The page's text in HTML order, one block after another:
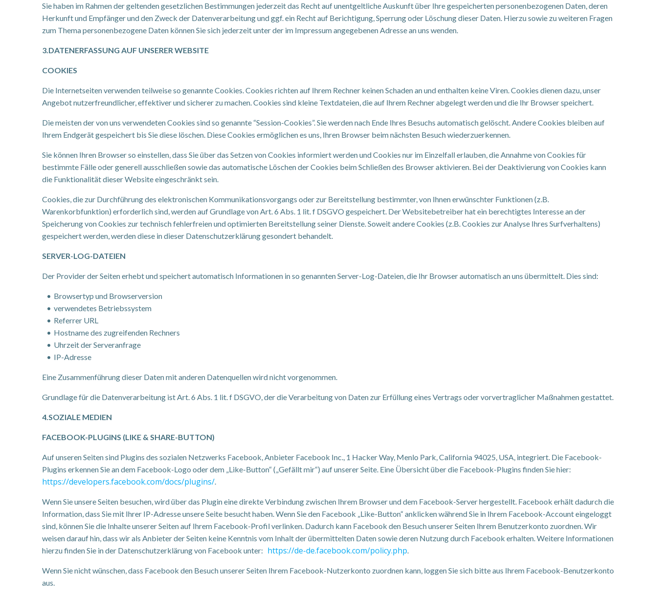
Sie haben im Rahmen der geltenden gesetzlichen Bestimmungen jederzeit das Recht auf unentgeltliche Auskunft über Ihre gespeicherten personenbezogenen Daten, deren
Herkunft und Empfänger und den Zweck der Datenverarbeitung und ggf. ein Recht auf Berichtigung, Sperrung oder Löschung dieser Daten. Hierzu sowie zu weiteren Fragen
zum Thema personenbezogene Daten können Sie sich jederzeit unter der im Impressum angegebenen Adresse an uns wenden.
3.DATENERFASSUNG AUF UNSERER WEBSITE
COOKIES
Die Internetseiten verwenden teilweise so genannte Cookies. Cookies richten auf Ihrem Rechner keinen Schaden an und enthalten keine Viren. Cookies dienen dazu, unser
Angebot nutzerfreundlicher, effektiver und sicherer zu machen. Cookies sind kleine Textdateien, die auf Ihrem Rechner abgelegt werden und die Ihr Browser speichert.
Die meisten der von uns verwendeten Cookies sind so genannte “Session-Cookies”. Sie werden nach Ende Ihres Besuchs automatisch gelöscht. Andere Cookies bleiben auf
Ihrem Endgerät gespeichert bis Sie diese löschen. Diese Cookies ermöglichen es uns, Ihren Browser beim nächsten Besuch wiederzuerkennen.
Sie können Ihren Browser so einstellen, dass Sie über das Setzen von Cookies informiert werden und Cookies nur im Einzelfall erlauben, die Annahme von Cookies für
bestimmte Fälle oder generell ausschließen sowie das automatische Löschen der Cookies beim Schließen des Browser aktivieren. Bei der Deaktivierung von Cookies kann
die Funktionalität dieser Website eingeschränkt sein.
Cookies, die zur Durchführung des elektronischen Kommunikationsvorgangs oder zur Bereitstellung bestimmter, von Ihnen erwünschter Funktionen (z.B.
Warenkorbfunktion) erforderlich sind, werden auf Grundlage von Art. 6 Abs. 1 lit. f DSGVO gespeichert. Der Websitebetreiber hat ein berechtigtes Interesse an der
Speicherung von Cookies zur technisch fehlerfreien und optimierten Bereitstellung seiner Dienste. Soweit andere Cookies (z.B. Cookies zur Analyse Ihres Surfverhaltens)
gespeichert werden, werden diese in dieser Datenschutzerklärung gesondert behandelt.
SERVER-LOG-DATEIEN
Der Provider der Seiten erhebt und speichert automatisch Informationen in so genannten Server-Log-Dateien, die Ihr Browser automatisch an uns übermittelt. Dies sind:
Browsertyp und Browserversion
verwendetes Betriebssystem
Referrer URL
Hostname des zugreifenden Rechners
Uhrzeit der Serveranfrage
IP-Adresse
Eine Zusammenführung dieser Daten mit anderen Datenquellen wird nicht vorgenommen.
Grundlage für die Datenverarbeitung ist Art. 6 Abs. 1 lit. f DSGVO, der die Verarbeitung von Daten zur Erfüllung eines Vertrags oder vorvertraglicher Maßnahmen gestattet.
4.SOZIALE MEDIEN
FACEBOOK-PLUGINS (LIKE & SHARE-BUTTON)
Auf unseren Seiten sind Plugins des sozialen Netzwerks Facebook, Anbieter Facebook Inc., 1 Hacker Way, Menlo Park, California 94025, USA, integriert. Die Facebook-
Plugins erkennen Sie an dem Facebook-Logo oder dem „Like-Button“ („Gefällt mir“) auf unserer Seite. Eine Übersicht über die Facebook-Plugins finden Sie hier:
https://developers.facebook.com/docs/plugins/
Wenn Sie unsere Seiten besuchen, wird über das Plugin eine direkte Verbindung zwischen Ihrem Browser und dem Facebook-Server hergestellt. Facebook erhält dadurch die
Information, dass Sie mit Ihrer IP-Adresse unsere Seite besucht haben. Wenn Sie den Facebook „Like-Button“ anklicken während Sie in Ihrem Facebook-Account eingeloggt
sind, können Sie die Inhalte unserer Seiten auf Ihrem Facebook-Profil verlinken. Dadurch kann Facebook den Besuch unserer Seiten Ihrem Benutzerkonto zuordnen. Wir
weisen darauf hin, dass wir als Anbieter der Seiten keine Kenntnis vom Inhalt der übermittelten Daten sowie deren Nutzung durch Facebook erhalten. Weitere Informationen
hierzu finden Sie in der Datenschutzerklärung von Facebook unter: https://de-de.facebook.com/policy.php
Wenn Sie nicht wünschen, dass Facebook den Besuch unserer Seiten Ihrem Facebook-Nutzerkonto zuordnen kann, loggen Sie sich bitte aus Ihrem Facebook-Benutzerkonto
aus.